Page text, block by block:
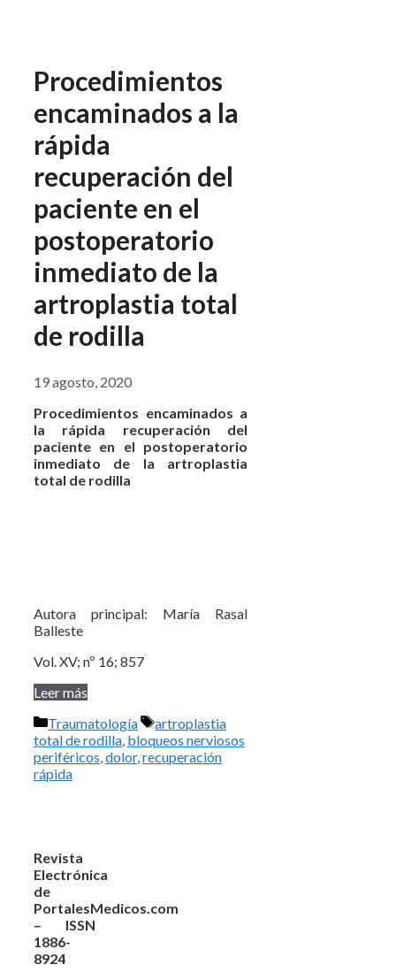
Procedimientos
encaminados a la
rápida
recuperación del
paciente en el
postoperatorio
inmediato de la
artroplastia total
de rodilla
19 agosto, 2020
Procedimientos encaminados a
la rápida recuperación del
paciente en el postoperatorio
inmediato de la artroplastia
total de rodilla
Autora principal: María Rasal
Balleste
Vol. XV; nº 16; 857
Leer más
Categorías
Traumatología Etiquetas
artroplastia
total de rodilla, bloqueos nerviosos
periféricos,dolor,recuperación
rápida
Revista
Electrónica
de
PortalesMedicos.com
– ISSN
1886-
8924